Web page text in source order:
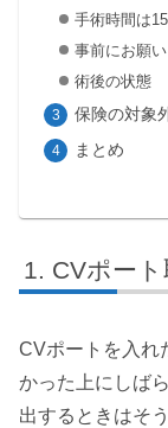
手術時間は
事前にお願
術後の状態
保険の対象
まとめ
CVポー
CVポートを入れ
かった上にしば
出するときはそ